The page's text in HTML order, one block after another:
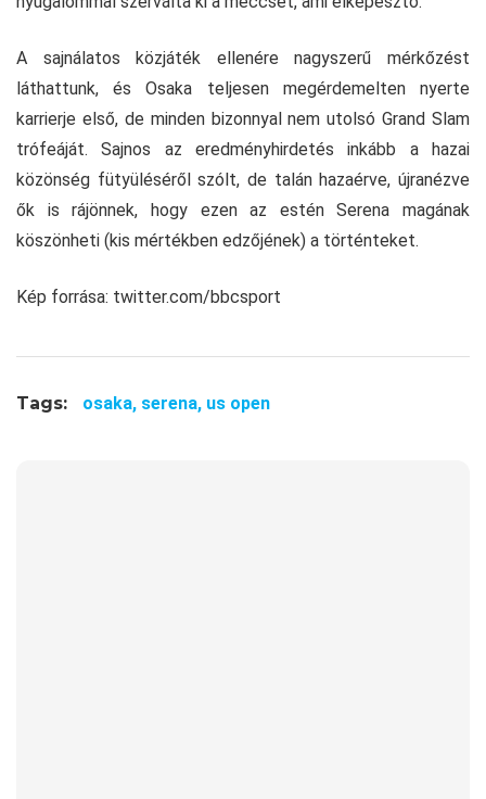
A sajnálatos közjáték ellenére nagyszerű mérkőzést
láthattunk, és Osaka teljesen megérdemelten nyerte
karrierje első, de minden bizonnyal nem utolsó Grand Slam
trófeáját. Sajnos az eredményhirdetés inkább a hazai
közönség fütyüléséről szólt, de talán hazaérve, újranézve
ők is rájönnek, hogy ezen az estén Serena magának
köszönheti (kis mértékben edzőjének) a történteket.
Kép forrása: twitter.com/bbcsport
Tags: osaka, serena, us open